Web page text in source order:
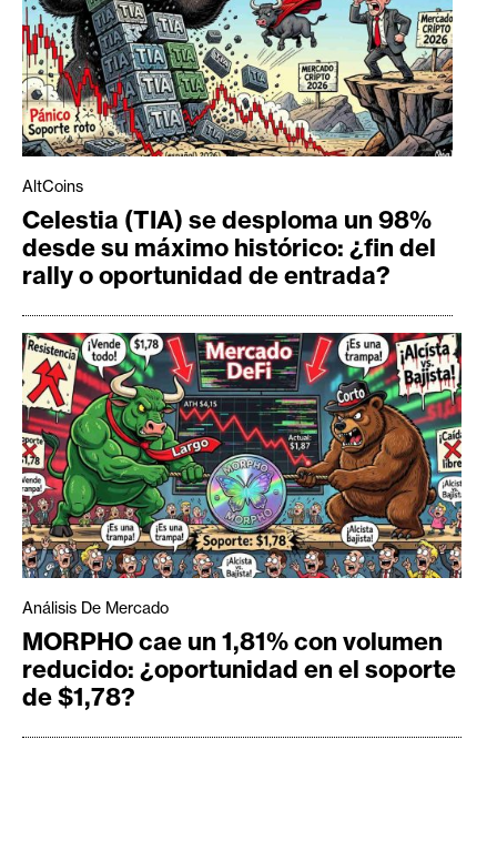
AltCoins
Celestia (TIA) se desploma un 98%
desde su máximo histórico: ¿fin del
rally o oportunidad de entrada?
Análisis De Mercado
MORPHO cae un 1,81% con volumen
reducido: ¿oportunidad en el soporte
de $1,78?